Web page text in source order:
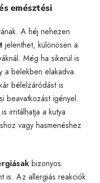
emésztési
A héj nehezen
jelenthet, különösen a
Még ha sikerül is
a belekben elakadva
bélelzáródást is
beavatkozást igényel.
irritálhatja a kutya
vagy hasmenéshez
bizonyos
is. Az allergiás reakciók